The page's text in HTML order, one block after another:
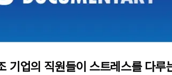
기업의 직원들이 스트레스를 다루